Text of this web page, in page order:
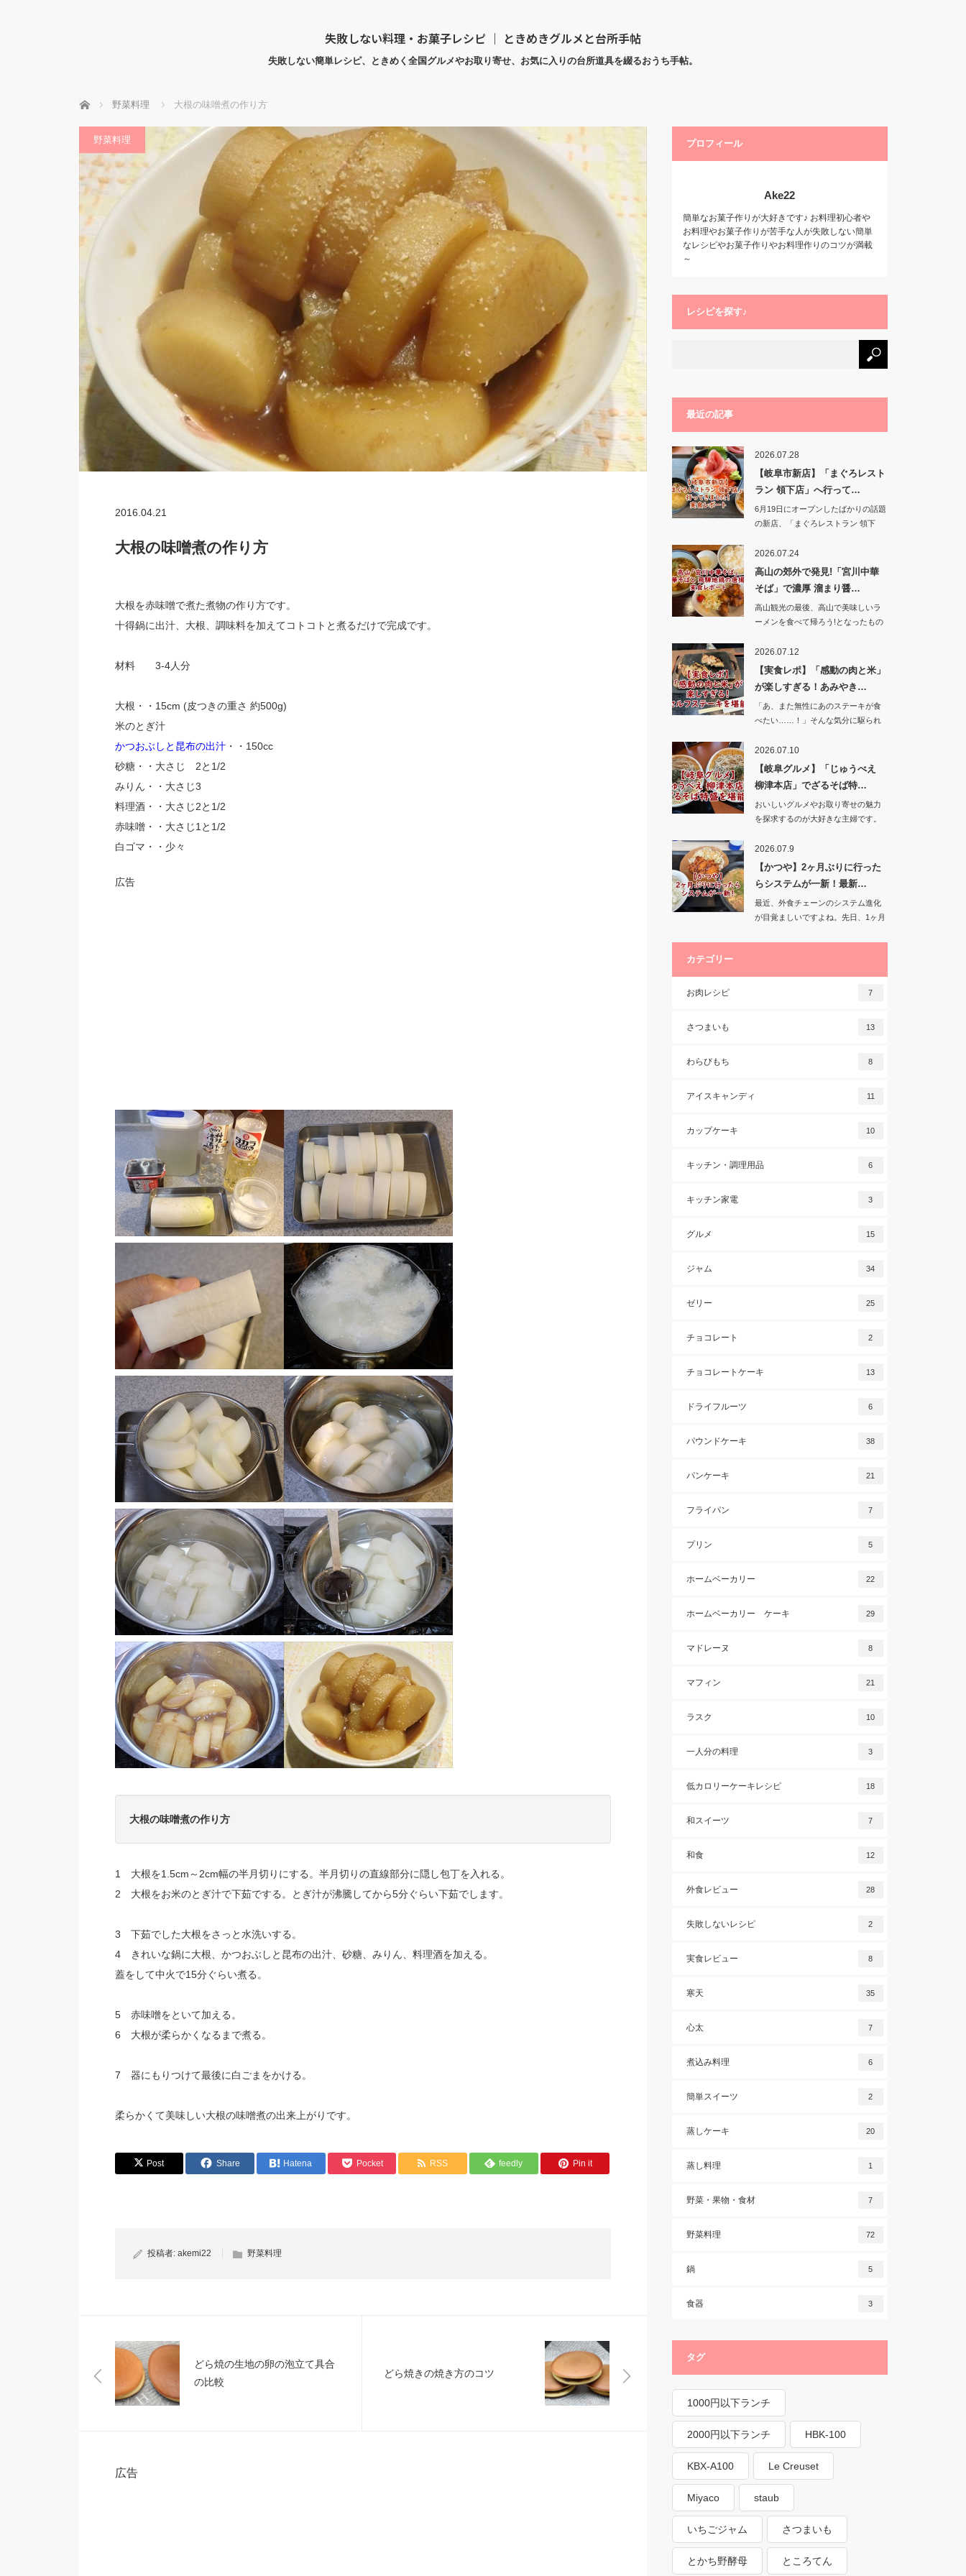
失敗しない料理・お菓子レシピ ｜ ときめきグルメと台所手帖
失敗しない簡単レシピ、ときめく全国グルメやお取り寄せ、お気に入りの台所道具を綴るおうち手帖。
ホーム 野菜料理 大根の味噌煮の作り方
野菜料理
2016.04.21
大根の味噌煮の作り方
大根を赤味噌で煮た煮物の作り方です。
十得鍋に出汁、大根、調味料を加えてコトコトと煮るだけで完成です。
材料 3-4人分
大根・・15cm (皮つきの重さ 約500g)
米のとぎ汁
かつおぶしと昆布の出汁・・150cc
砂糖・・大さじ 2と1/2
みりん・・大さじ3
料理酒・・大さじ2と1/2
赤味噌・・大さじ1と1/2
白ゴマ・・少々
広告
大根の味噌煮の作り方
1 大根を1.5cm～2cm幅の半月切りにする。半月切りの直線部分に隠し包丁を入れる。
2 大根をお米のとぎ汁で下茹でする。とぎ汁が沸騰してから5分ぐらい下茹でします。
3 下茹でした大根をさっと水洗いする。
4 きれいな鍋に大根、かつおぶしと昆布の出汁、砂糖、みりん、料理酒を加える。
蓋をして中火で15分ぐらい煮る。
5 赤味噌をといて加える。
6 大根が柔らかくなるまで煮る。
7 器にもりつけて最後に白ごまをかける。
柔らかくて美味しい大根の味噌煮の出来上がりです。
Post Share Hatena Pocket RSS feedly Pin it
投稿者: akemi22 野菜料理
どら焼の生地の卵の泡立て具合
の比較
どら焼きの焼き方のコツ
広告
プロフィール
Ake22
簡単なお菓子作りが大好きです♪ お料理初心者や
お料理やお菓子作りが苦手な人が失敗しない簡単
なレシピやお菓子作りやお料理作りのコツが満載
～
レシピを探す♪
最近の記事
2026.07.28
【岐阜市新店】「まぐろレスト
ラン 領下店」へ行って…
6月19日にオープンしたばかりの話題
の新店、「まぐろレストラン 領下
2026.07.24
高山の郊外で発見!「宮川中華
そば」で濃厚 溜まり醤…
高山観光の最後、高山で美味しいラ
ーメンを食べて帰ろう!となったもの
2026.07.12
【実食レポ】「感動の肉と米」
が楽しすぎる！あみやき…
「あ、また無性にあのステーキが食
べたい……！」そんな気分に駆られ
2026.07.10
【岐阜グルメ】「じゅうべえ
柳津本店」でざるそば特…
おいしいグルメやお取り寄せの魅力
を探求するのが大好きな主婦です。
2026.07.9
【かつや】2ヶ月ぶりに行った
らシステムが一新！最新…
最近、外食チェーンのシステム進化
が目覚ましいですよね。先日、1ヶ月
カテゴリー
お肉レシピ 7
さつまいも 13
わらびもち 8
アイスキャンディ 11
カップケーキ 10
キッチン・調理用品 6
キッチン家電 3
グルメ 15
ジャム 34
ゼリー 25
チョコレート 2
チョコレートケーキ 13
ドライフルーツ 6
パウンドケーキ 38
パンケーキ 21
フライパン 7
プリン 5
ホームベーカリー 22
ホームベーカリー ケーキ 29
マドレーヌ 8
マフィン 21
ラスク 10
一人分の料理 3
低カロリーケーキレシピ 18
和スイーツ 7
和食 12
外食レビュー 28
失敗しないレシピ 2
実食レビュー 8
寒天 35
心太 7
煮込み料理 6
簡単スイーツ 2
蒸しケーキ 20
蒸し料理 1
野菜・果物・食材 7
野菜料理 72
鍋 5
食器 3
タグ
1000円以下ランチ
2000円以下ランチ HBK-100
KBX-A100 Le Creuset
Miyaco staub
いちごジャム さつまいも
とかち野酵母 ところてん